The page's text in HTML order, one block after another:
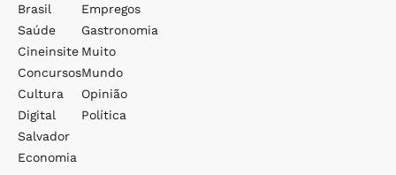
Brasil
Saúde
Cineinsite
Concursos
Cultura
Digital
Salvador
Economia
Empregos
Gastronomia
Muito
Mundo
Opinião
Política